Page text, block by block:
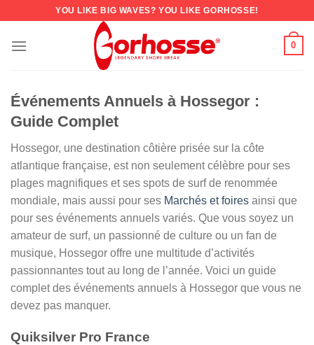
YOU LIKE BIG WAVES? YOU LIKE GORHOSSE!
0
Événements Annuels à Hossegor :
Guide Complet
Hossegor, une destination côtière prisée sur la côte
atlantique française, est non seulement célèbre pour ses
plages magnifiques et ses spots de surf de renommée
mondiale, mais aussi pour ses Marchés et foires ainsi que
pour ses événements annuels variés. Que vous soyez un
amateur de surf, un passionné de culture ou un fan de
musique, Hossegor offre une multitude d’activités
passionnantes tout au long de l’année. Voici un guide
complet des événements annuels à Hossegor que vous ne
devez pas manquer.
Quiksilver Pro France